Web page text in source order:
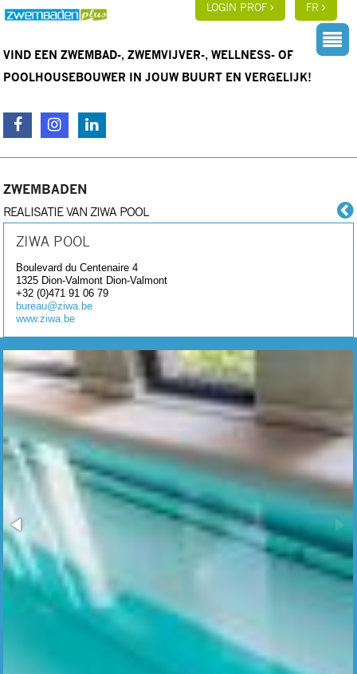
LOGIN PROF FR
VIND EEN ZWEMBAD-, ZWEMVIJVER-, WELLNESS- OF
POOLHOUSEBOUWER IN JOUW BUURT EN VERGELIJK!
ZWEMBADEN
REALISATIE VAN ZIWA POOL
ZIWA POOL
Boulevard du Centenaire 4
1325 Dion-Valmont Dion-Valmont
+32 (0)471 91 06 79
bureau@ziwa.be
www.ziwa.be